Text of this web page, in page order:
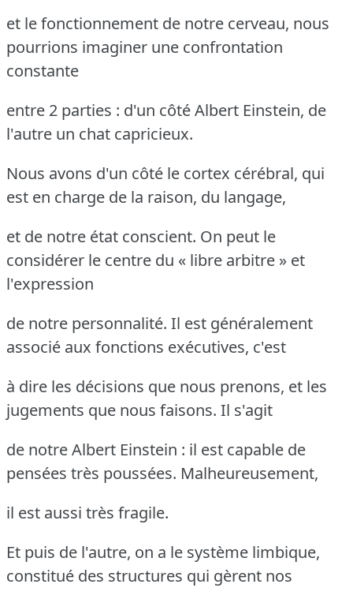
et le fonctionnement de notre cerveau, nous
pourrions imaginer une confrontation
constante
entre 2 parties : d'un côté Albert Einstein, de
l'autre un chat capricieux.
Nous avons d'un côté le cortex cérébral, qui
est en charge de la raison, du langage,
et de notre état conscient. On peut le
considérer le centre du « libre arbitre » et
l'expression
de notre personnalité. Il est généralement
associé aux fonctions exécutives, c'est
à dire les décisions que nous prenons, et les
jugements que nous faisons. Il s'agit
de notre Albert Einstein : il est capable de
pensées très poussées. Malheureusement,
il est aussi très fragile.
Et puis de l'autre, on a le système limbique,
constitué des structures qui gèrent nos